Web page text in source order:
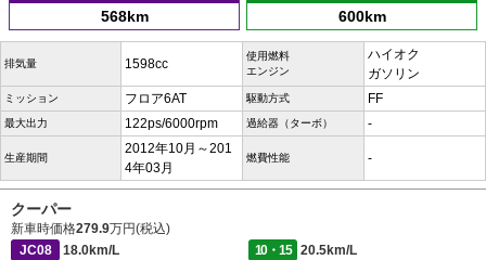
568km 600km
排気量 1598cc
使用燃料
エンジン
ハイオク
ガソリン
ミッション フロア6AT 駆動方式 FF
最大出力 122ps/6000rpm 過給器（ターボ） -
生産期間
2012年10月～201
4年03月
燃費性能 -
クーパー
新車時価格279.9万円(税込)
JC08
18.0km/L 10・15
20.5km/L